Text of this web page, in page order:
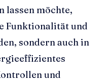
lassen möchte,
Funktionalität und
sondern auch in
und